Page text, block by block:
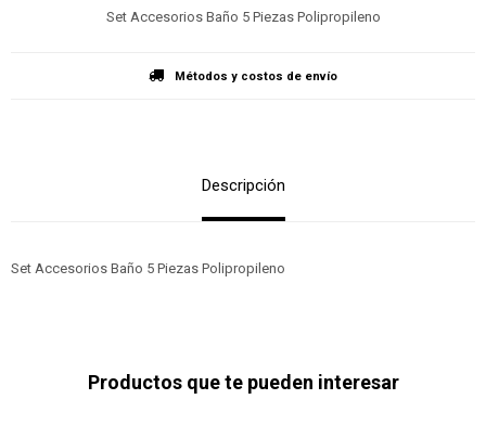
Set Accesorios Baño 5 Piezas Polipropileno
Métodos y costos de envío
Descripción
Set Accesorios Baño 5 Piezas Polipropileno
Productos que te pueden interesar